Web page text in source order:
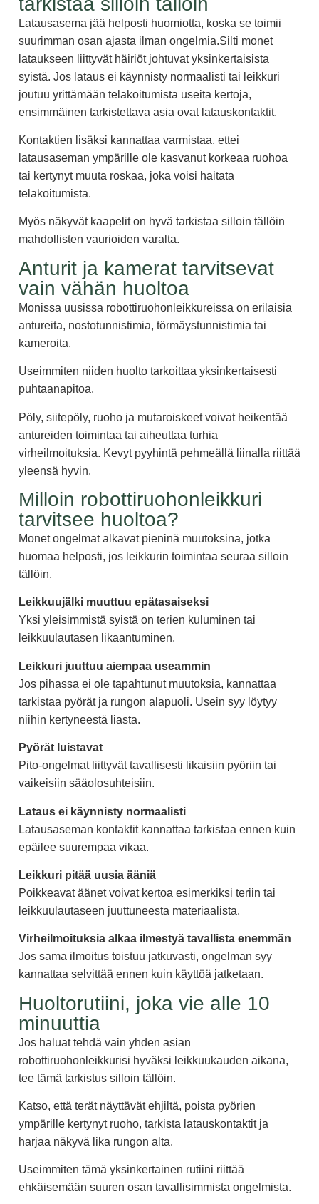
Latausasema jää helposti huomiotta, koska se toimii
suurimman osan ajasta ilman ongelmia.Silti monet
lataukseen liittyvät häiriöt johtuvat yksinkertaisista
syistä. Jos lataus ei käynnisty normaalisti tai leikkuri
joutuu yrittämään telakoitumista useita kertoja,
ensimmäinen tarkistettava asia ovat latauskontaktit.
Kontaktien lisäksi kannattaa varmistaa, ettei
latausaseman ympärille ole kasvanut korkeaa ruohoa
tai kertynyt muuta roskaa, joka voisi haitata
telakoitumista.
Myös näkyvät kaapelit on hyvä tarkistaa silloin tällöin
mahdollisten vaurioiden varalta.
Anturit ja kamerat tarvitsevat
vain vähän huoltoa
Monissa uusissa robottiruohonleikkureissa on erilaisia
antureita, nostotunnistimia, törmäystunnistimia tai
kameroita.
Useimmiten niiden huolto tarkoittaa yksinkertaisesti
puhtaanapitoa.
Pöly, siitepöly, ruoho ja mutaroiskeet voivat heikentää
antureiden toimintaa tai aiheuttaa turhia
virheilmoituksia. Kevyt pyyhintä pehmeällä liinalla riittää
yleensä hyvin.
Milloin robottiruohonleikkuri
tarvitsee huoltoa?
Monet ongelmat alkavat pieninä muutoksina, jotka
huomaa helposti, jos leikkurin toimintaa seuraa silloin
tällöin.
Leikkuujälki muuttuu epätasaiseksi
Yksi yleisimmistä syistä on terien kuluminen tai
leikkuulautasen likaantuminen.
Leikkuri juuttuu aiempaa useammin
Jos pihassa ei ole tapahtunut muutoksia, kannattaa
tarkistaa pyörät ja rungon alapuoli. Usein syy löytyy
niihin kertyneestä liasta.
Pyörät luistavat
Pito-ongelmat liittyvät tavallisesti likaisiin pyöriin tai
vaikeisiin sääolosuhteisiin.
Lataus ei käynnisty normaalisti
Latausaseman kontaktit kannattaa tarkistaa ennen kuin
epäilee suurempaa vikaa.
Leikkuri pitää uusia ääniä
Poikkeavat äänet voivat kertoa esimerkiksi teriin tai
leikkuulautaseen juuttuneesta materiaalista.
Virheilmoituksia alkaa ilmestyä tavallista enemmän
Jos sama ilmoitus toistuu jatkuvasti, ongelman syy
kannattaa selvittää ennen kuin käyttöä jatketaan.
Huoltorutiini, joka vie alle 10
minuuttia
Jos haluat tehdä vain yhden asian
robottiruohonleikkurisi hyväksi leikkuukauden aikana,
tee tämä tarkistus silloin tällöin.
Katso, että terät näyttävät ehjiltä, poista pyörien
ympärille kertynyt ruoho, tarkista latauskontaktit ja
harjaa näkyvä lika rungon alta.
Useimmiten tämä yksinkertainen rutiini riittää
ehkäisemään suuren osan tavallisimmista ongelmista.